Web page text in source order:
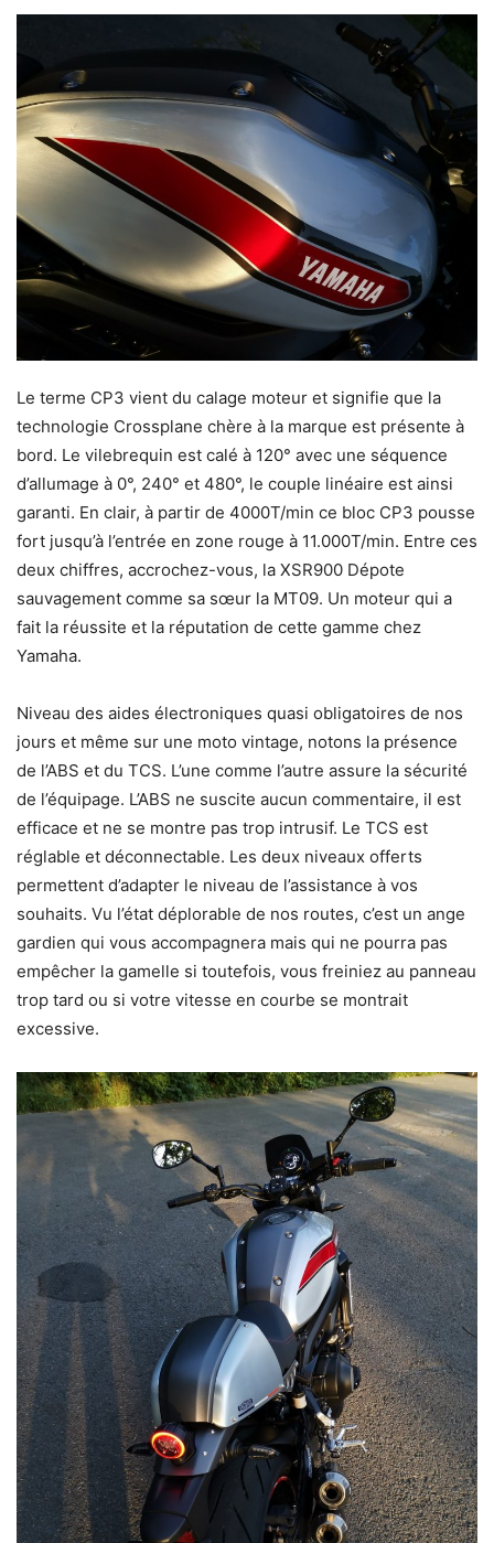
Le terme CP3 vient du calage moteur et signifie que la
technologie Crossplane chère à la marque est présente à
bord. Le vilebrequin est calé à 120° avec une séquence
d’allumage à 0°, 240° et 480°, le couple linéaire est ainsi
garanti. En clair, à partir de 4000T/min ce bloc CP3 pousse
fort jusqu’à l’entrée en zone rouge à 11.000T/min. Entre ces
deux chiffres, accrochez-vous, la XSR900 Dépote
sauvagement comme sa sœur la MT09. Un moteur qui a
fait la réussite et la réputation de cette gamme chez
Yamaha.
Niveau des aides électroniques quasi obligatoires de nos
jours et même sur une moto vintage, notons la présence
de l’ABS et du TCS. L’une comme l’autre assure la sécurité
de l’équipage. L’ABS ne suscite aucun commentaire, il est
efficace et ne se montre pas trop intrusif. Le TCS est
réglable et déconnectable. Les deux niveaux offerts
permettent d’adapter le niveau de l’assistance à vos
souhaits. Vu l’état déplorable de nos routes, c’est un ange
gardien qui vous accompagnera mais qui ne pourra pas
empêcher la gamelle si toutefois, vous freiniez au panneau
trop tard ou si votre vitesse en courbe se montrait
excessive.